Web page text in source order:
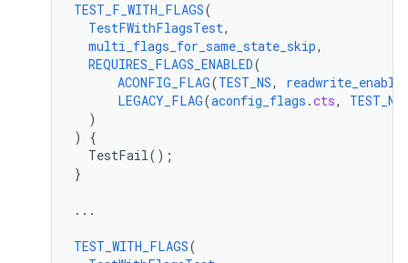
TEST_F_WITH_FLAGS(
TestFWithFlagsTest,
multi_flags_for_same_state_skip,
REQUIRES_FLAGS_ENABLED(
ACONFIG_FLAG(TEST_NS,
LEGACY_FLAG(aconfig_flags .cts, TEST_NS
)
)
{
TestFail() ;
}
...
TEST_WITH_FLAGS(